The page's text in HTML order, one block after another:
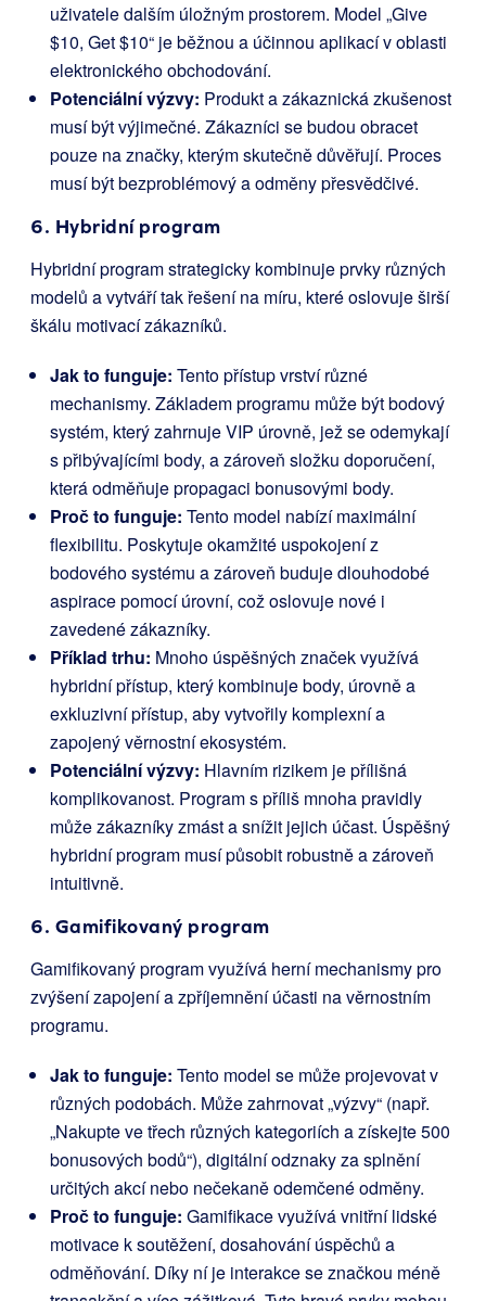
uživatele dalším úložným prostorem. Model „Give
$10, Get $10“ je běžnou a účinnou aplikací v oblasti
elektronického obchodování.
Potenciální výzvy: Produkt a zákaznická zkušenost
musí být výjimečné. Zákazníci se budou obracet
pouze na značky, kterým skutečně důvěřují. Proces
musí být bezproblémový a odměny přesvědčivé.
6. Hybridní program
Hybridní program strategicky kombinuje prvky různých
modelů a vytváří tak řešení na míru, které oslovuje širší
škálu motivací zákazníků.
Jak to funguje: Tento přístup vrství různé
mechanismy. Základem programu může být bodový
systém, který zahrnuje VIP úrovně, jež se odemykají
s přibývajícími body, a zároveň složku doporučení,
která odměňuje propagaci bonusovými body.
Proč to funguje: Tento model nabízí maximální
flexibilitu. Poskytuje okamžité uspokojení z
bodového systému a zároveň buduje dlouhodobé
aspirace pomocí úrovní, což oslovuje nové i
zavedené zákazníky.
Příklad trhu: Mnoho úspěšných značek využívá
hybridní přístup, který kombinuje body, úrovně a
exkluzivní přístup, aby vytvořily komplexní a
zapojený věrnostní ekosystém.
Potenciální výzvy: Hlavním rizikem je přílišná
komplikovanost. Program s příliš mnoha pravidly
může zákazníky zmást a snížit jejich účast. Úspěšný
hybridní program musí působit robustně a zároveň
intuitivně.
6. Gamifikovaný program
Gamifikovaný program využívá herní mechanismy pro
zvýšení zapojení a zpříjemnění účasti na věrnostním
programu.
Jak to funguje: Tento model se může projevovat v
různých podobách. Může zahrnovat „výzvy“ (např.
„Nakupte ve třech různých kategoriích a získejte 500
bonusových bodů“), digitální odznaky za splnění
určitých akcí nebo nečekaně odemčené odměny.
Proč to funguje: Gamifikace využívá vnitřní lidské
motivace k soutěžení, dosahování úspěchů a
odměňování. Díky ní je interakce se značkou méně